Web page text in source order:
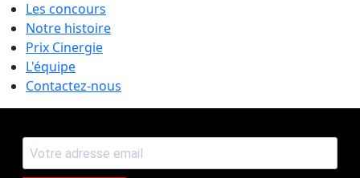
Les concours
Notre histoire
Prix Cinergie
L'équipe
Contactez-nous